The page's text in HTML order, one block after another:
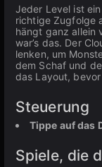
Jeder Level ist
richtige Zugfolge
hängt ganz allein
war’s das. Der
lenken, um
dem Schaf und
das Layout,
Steuerung
Tippe auf das
Spiele, die